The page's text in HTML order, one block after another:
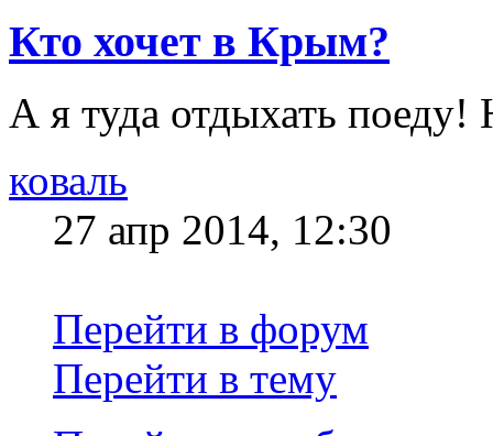
Кто хочет в Крым?
А я туда отдыхать
коваль
27 апр 2014, 12:30
Перейти в форум
Перейти в тему